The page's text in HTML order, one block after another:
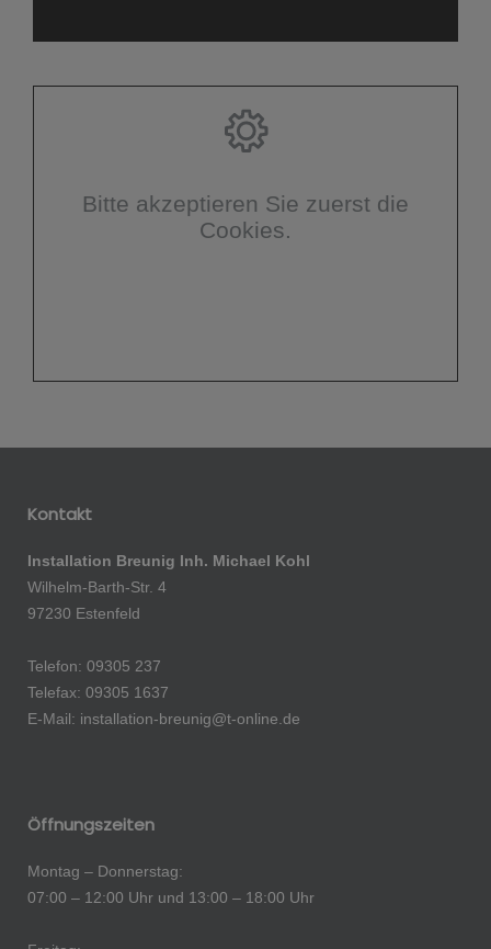
Bitte akzeptieren Sie zuerst die
Cookies.
Kontakt
Installation Breunig Inh. Michael Kohl
Wilhelm-Barth-Str. 4
97230 Estenfeld
Telefon: 09305 237
Telefax: 09305 1637
E-Mail: installation-breunig@t-online.de
Öffnungszeiten
Montag – Donnerstag:
07:00 – 12:00 Uhr und 13:00 – 18:00 Uhr